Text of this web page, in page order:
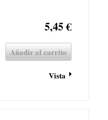
5,45 €
Añadir al carrito
Vista